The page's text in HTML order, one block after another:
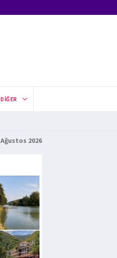
DIĞER
Ağustos 2026